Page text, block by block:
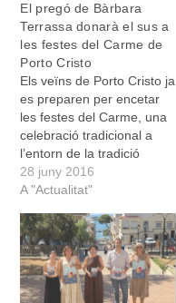
El pregó de Bàrbara
Terrassa donarà el sus a
les festes del Carme de
Porto Cristo
Els veïns de Porto Cristo ja
es preparen per encetar
les festes del Carme, una
celebració tradicional a
l’entorn de la tradició
marinera que serveix de fil
conductor d’unes festes
mes. “La imatge de les
festes d’enguany ja recull
aquesta idea i posa
l’èmfasi en tots…
28 juny 2016
A "Actualitat"